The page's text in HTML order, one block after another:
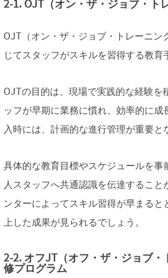
2-1. OJT（オン・ザ・ジョブ・ト
OJT（オン・ザ・ジョブ・トレーニン
じてスタッフがスキルを習得する教育
OJTの目的は、現場で実践的な経験を
ッフが早期に業務に慣れ、効率的に成
入時には、計画的な進行管理が重要と
具体的な教育目標やスケジュールを事
人スタッフへ共通認識を伝達すること
ンターによってスキル習得が早まると
上した成果が見られるでしょう。
2-2. オフJT（オフ・ザ・ジョブ・
修プログラム